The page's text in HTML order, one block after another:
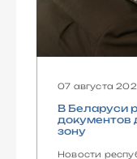
07 августа
В Беларуси
документов
зону
Новости